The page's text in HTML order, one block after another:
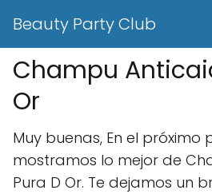
Beauty Party Club
Champu
Or
Muy buenas, En el
mostramos lo mejor de
Pura D Or. Te dejamos un